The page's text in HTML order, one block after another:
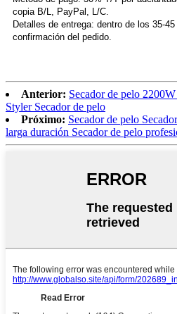
copia B/L, PayPal, L/C.
Detalles de entrega: dentro de los 35-
confirmación del pedido.
Anterior: Secador de pelo
Styler Secador de pelo
Próximo: Secador de pelo
larga duración Secador de pelo